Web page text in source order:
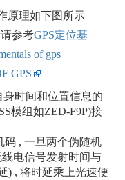
原理如下图所示
参考GPS定位基
of gps
GPS
时间和位置信息的
模组如ZED-F9P)接
码 , 一旦两个伪随机
电信号发射时间与
) , 将时延乘上光速便